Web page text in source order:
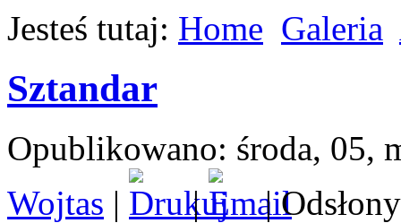
Jesteś tutaj: Home Galeria
Sztandar
Opublikowano: środa, 05,
Wojtas | | |